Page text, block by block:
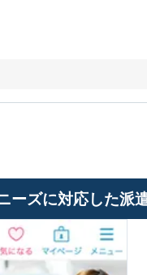
ーズに対応した派